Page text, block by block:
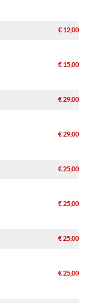
€ 12,00
€ 15,00
€ 29,00
€ 29,00
€ 25,00
€ 25,00
€ 25,00
€ 25,00